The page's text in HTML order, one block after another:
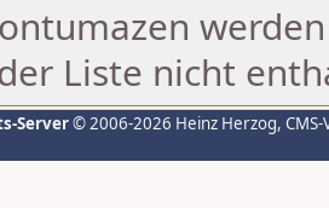
Liste nicht
Server© 2006-2026 Heinz Herzog,